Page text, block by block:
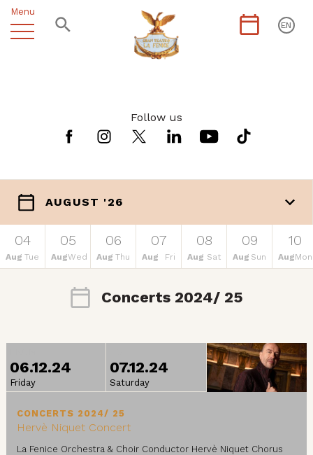
Menu
EN
Follow us
AUGUST '26
04
Aug Tue
05
AugWed
06
Aug Thu
07
Aug Fri
08
Aug Sat
09
Aug Sun
10
AugMon
Concerts 2024/ 25
06.12.24
Friday
07.12.24
Saturday
CONCERTS 2024/ 25
Hervè Niquet Concert
La Fenice Orchestra & Choir Conductor Hervè Niquet Chorus